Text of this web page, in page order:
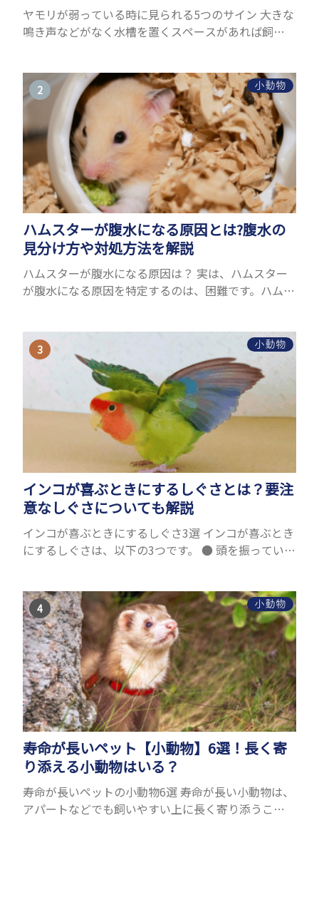
ヤモリが弱っている時に見られる5つのサイン 大きな
鳴き声などがなく水槽を置くスペースがあれば飼う
でしょうか...
小動物
ハムスターが腹水になる原因とは?腹水の
見分け方や対処方法を解説
ハムスターが腹水になる原因は？ 実は、ハムスター
が腹水になる原因を特定するのは、困難です。ハムス
理由はさま...
小動物
インコが喜ぶときにするしぐさとは？要注
意なしぐさについても解説
インコが喜ぶときにするしぐさ3選 インコが喜ぶとき
にするしぐさは、以下の3つです。 ● 頭を振っている
小動物
寿命が長いペット【小動物】6選！長く寄
り添える小動物はいる？
寿命が長いペットの小動物6選 寿命が長い小動物は、
アパートなどでも飼いやすい上に長く寄り添うこと